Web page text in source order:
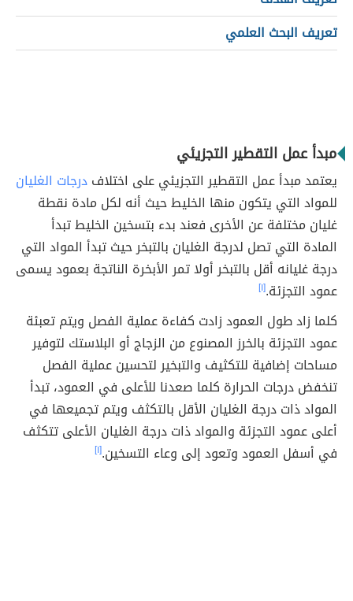
تعريف البحث العلمي
مبدأ عمل التقطير التجزيئي
يعتمد مبدأ عمل التقطير التجزيئي على اختلافدرجات الغليان
للمواد التي يتكون منها الخليط حيث أنه لكل مادة نقطة
غليان مختلفة عن الأخرى فعند بدء بتسخين الخليط تبدأ
المادة التي تصل لدرجة الغليان بالتبخر حيث تبدأ المواد التي
درجة غليانه أقل بالتبخر أولا تمر الأبخرة الناتجة بعمود يسمى
عمود التجزئة.[١]
كلما زاد طول العمود زادت كفاءة عملية الفصل ويتم تعبئة
عمود التجزئة بالخرز المصنوع من الزجاج أو البلاستك لتوفير
مساحات إضافية للتكثيف والتبخير لتحسين عملية الفصل
تنخفض درجات الحرارة كلما صعدنا للأعلى في العمود، تبدأ
المواد ذات درجة الغليان الأقل بالتكثف ويتم تجميعها في
أعلى عمود التجزئة والمواد ذات درجة الغليان الأعلى تتكثف
في أسفل العمود وتعود إلى وعاء التسخين.[١]